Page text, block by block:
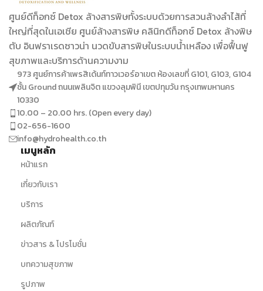
ศูนย์ดีท็อกซ์ Detox ล้างสารพิษทั้งระบบด้วยการสวนล้างลำไส้ที่
ใหญ่ที่สุดในเอเชีย ศูนย์ล้างสารพิษ คลินิกดีท็อกซ์ Detox ล้างพิษ
ตับ อินฟราเรดซาวน่า นวดขับสารพิษในระบบน้ำเหลือง เพื่อฟื้นฟู
สุขภาพและบริการด้านความงาม
973 ศูนย์การค้าเพรสิเด้นท์ทาวเวอร์อาเขต ห้องเลขที่ G101, G103, G104
ชั้น Ground ถนนเพลินจิต แขวงลุมพินี เขตปทุมวัน กรุงเทพมหานคร
10330
10.00 – 20.00 hrs. (Open every day)
02-656-1600
info@hydrohealth.co.th
เมนูหลัก
หน้าแรก
เกี่ยวกับเรา
บริการ
ผลิตภัณฑ์
ข่าวสาร & โปรโมชั่น
บทความสุขภาพ
รูปภาพ